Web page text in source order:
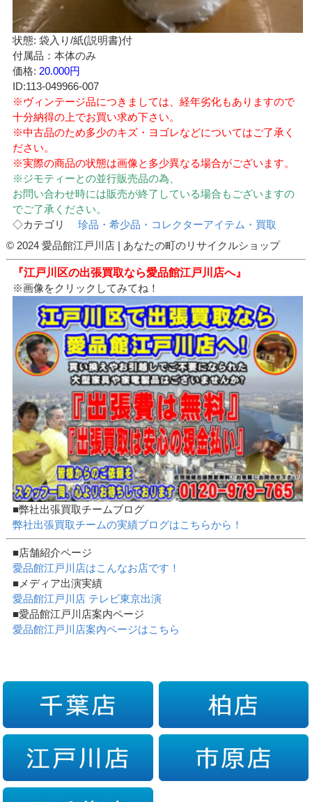
状態: 袋入り/紙(説明書)付
付属品：本体のみ
価格: 20.000円
ID:113-049966-007
※ヴィンテージ品につきましては、経年劣化もありますので
十分納得の上でお買い求め下さい。
※中古品のため多少のキズ・ヨゴレなどについてはご了承く
ださい。
※実際の商品の状態は画像と多少異なる場合がございます。
※ジモティーとの並行販売品の為、
お問い合わせ時には販売が終了している場合もございますの
でご了承ください。
◇カテゴリ珍品・希少品・コレクターアイテム・買取
© 2024 愛品館江戸川店 | あなたの町のリサイクルショップ
『江戸川区の出張買取なら愛品館江戸川店へ』
※画像をクリックしてみてね！
■弊社出張買取チームブログ
弊社出張買取チームの実績ブログはこちらから！
■店舗紹介ページ
愛品館江戸川店はこんなお店です！
■メディア出演実績
愛品館江戸川店 テレビ東京出演
■愛品館江戸川店案内ページ
愛品館江戸川店案内ページはこちら